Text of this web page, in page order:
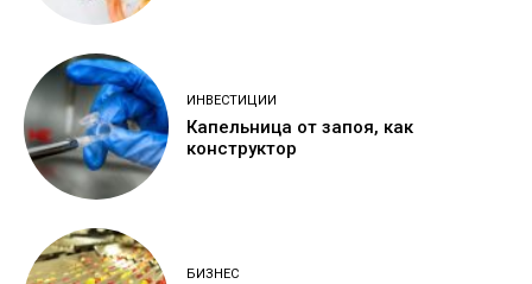
ИНВЕСТИЦИИ
Капельница от запоя, как
конструктор
БИЗНЕС